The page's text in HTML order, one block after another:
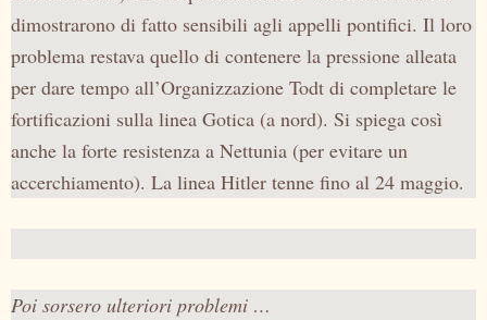
dimostrarono di fatto sensibili agli appelli pontifici. Il loro
problema restava quello di contenere la pressione alleata
per dare tempo all’Organizzazione Todt di completare le
fortificazioni sulla linea Gotica (a nord). Si spiega così
anche la forte resistenza a Nettunia (per evitare un
accerchiamento). La linea Hitler tenne fino al 24 maggio.
Poi sorsero ulteriori problemi …